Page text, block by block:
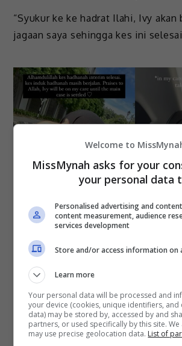
“Syukur ke ke hadrat Ilahi, Ivy akan
jagaan saya sehingga kes ini
Suami kepada Fatin iaitu usahawan
turut memuat naik foto mereka
umrah baru-baru ini dengan
kemenangan mereka.
Terdahulu, bekas suami Fatin, yang
Welcome to
MissMynah asks for your
your personal data
Personalised advertising and
content measurement, audience
services development
Store and/or access information on
Learn more
Your personal data will be processed and
your device (cookies, unique identifiers, and
data) may be stored by, accessed by and
partners, or used specifically by this site.
may use precise geolocation data. List of